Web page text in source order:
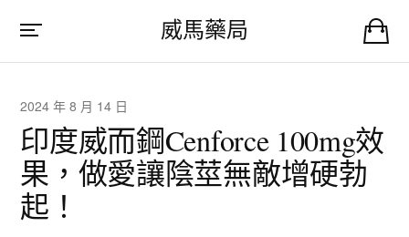
威馬藥局
2024 年 8 月 14 日
印度威而鋼Cenforce 100mg效
果，做愛讓陰莖無敵增硬勃
起！